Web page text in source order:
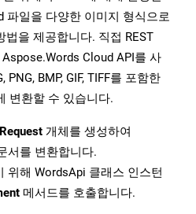
파일을 다양한 이미지 형식으로
을 제공합니다. 직접 REST
Cloud API를 사
BMP, GIF, TIFF를 포함한
변환할 수 있습니다.
개체를 생성하여
서를 변환합니다.
위해 WordsApi 클래스 인스턴
메서드를 호출합니다.